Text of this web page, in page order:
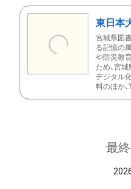
東日本
宮城県図
る記憶の
や防災教
ため、宮
デジタル
料のほか、
最